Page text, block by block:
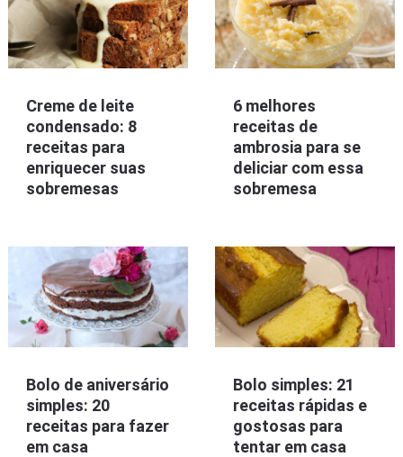
Creme de leite
condensado: 8
receitas para
enriquecer suas
sobremesas
6 melhores
receitas de
ambrosia para se
deliciar com essa
sobremesa
Bolo de aniversário
simples: 20
receitas para fazer
em casa
Bolo simples: 21
receitas rápidas e
gostosas para
tentar em casa